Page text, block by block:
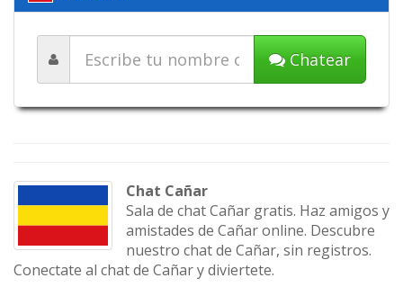
Chatear
Chat Cañar
Sala de chat Cañar gratis. Haz amigos y
amistades de Cañar online. Descubre
nuestro chat de Cañar, sin registros.
Conectate al chat de Cañar y diviertete.